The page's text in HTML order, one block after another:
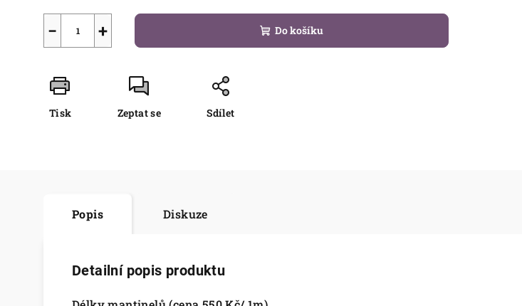
+
− Do košíku
Tisk Zeptat se Sdílet
Popis Diskuze
Detailní popis produktu